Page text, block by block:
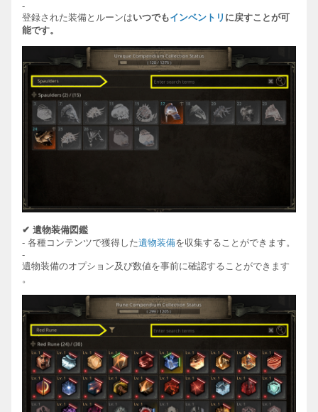
-
登録された装備とルー ンはいつでもインベントリ に戻すことが可
能です。
✔ 遺物装備図鑑
- 各種コンテンツで獲得した遺物装備を収集することができます。
-
遺物装備のオプション及び数値を事前に確認することができます
。